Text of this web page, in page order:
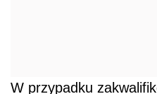
W przypadku